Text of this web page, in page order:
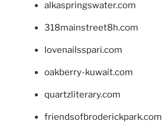
alkaspringswater.com
318mainstreet8h.com
lovenailsspari.com
oakberry-kuwait.com
quartzliterary.com
friendsofbroderickpark.com